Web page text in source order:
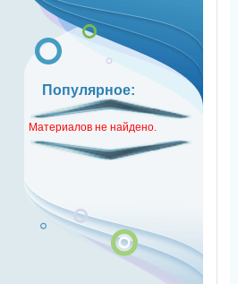
Популярное:
Материалов не найдено.